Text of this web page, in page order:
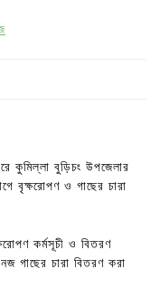
কুমিল্লা বুড়িচং উপজেলার
বৃক্ষরোপণ ও গাছের চারা
কর্মসূচী ও বিতরণ
চারা বিতরণ করা